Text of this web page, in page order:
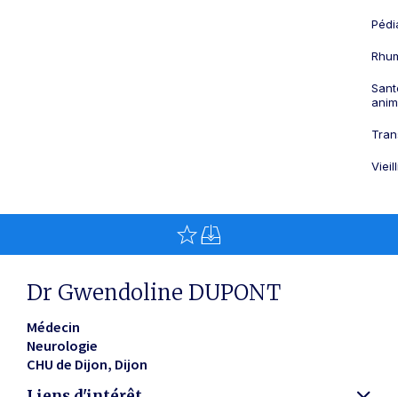
Dr Gwendoline DUPONT
Médecin
Neurologie
CHU de Dijon Dijon